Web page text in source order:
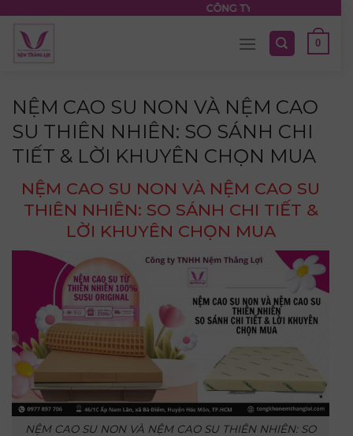
content
CÔNG TY TNHH NỆM THẮNG LỢI
0
NỆM CAO SU NON VÀ NỆM CAO
SU THIÊN NHIÊN: SO SÁNH CHI
TIẾT & LỜI KHUYÊN CHỌN MUA
NỆM CAO SU NON VÀ NỆM CAO SU
THIÊN NHIÊN: SO SÁNH CHI TIẾT &
LỜI KHUYÊN CHỌN MUA
NỆM CAO SU NON VÀ NỆM CAO SU THIÊN NHIÊN: SO